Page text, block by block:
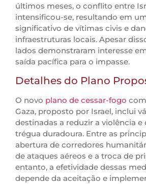
últimos meses, o conflito entre
intensificou-se, resultando em
significativo de vítimas civis e
infraestruturas locais. Apesar
lados demonstraram interesse
saída pacífica para o impasse.
Detalhes do Plano
O novo plano de cessar-fogo
Gaza, proposto por Israel, inclui
destinadas a reduzir a violência e
trégua duradoura. Entre as
abertura de corredores
de ataques aéreos e a troca de
entanto, a efetividade dessas
depende da aceitação e